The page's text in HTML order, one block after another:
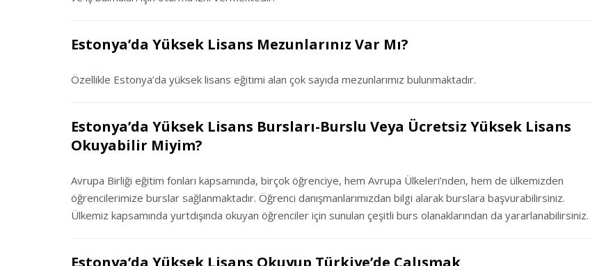
Estonya’da Yüksek Lisans Mezunlarınız Var Mı?
Özellikle Estonya’da yüksek lisans eğitimi alan çok sayıda mezunlarımız bulunmaktadır.
Estonya’da Yüksek Lisans Bursları-Burslu Veya Ücretsiz Yüksek Lisans
Okuyabilir Miyim?
Avrupa Birliği eğitim fonları kapsamında, birçok öğrenciye, hem Avrupa Ülkeleri’nden, hem de ülkemizden
öğrencilerimize burslar sağlanmaktadır. Öğrenci danışmanlarımızdan bilgi alarak burslara başvurabilirsiniz.
Ülkemiz kapsamında yurtdışında okuyan öğrenciler için sunulan çeşitli burs olanaklarından da yararlanabilirsiniz.
Estonya’da Yüksek Lisans Okuyup Türkiye’de Çalışmak